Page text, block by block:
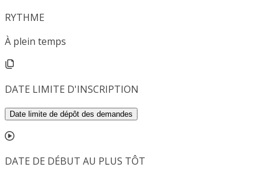
RYTHME
À plein temps
DATE LIMITE D'INSCRIPTION
Date limite de dépôt des demandes
DATE DE DÉBUT AU PLUS TÔT